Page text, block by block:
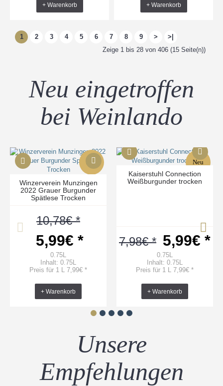
+ Warenkorb + Warenkorb
1 2 3 4 5 6 7 8 9 >
>|
Zeige 1 bis 28 von 406 (15 Seite(n))
Neu eingetroffen
bei Weinlando
Neu
%
Winzerverein Munzingen
2022 Grauer Burgunder
Spätlese Trocken
10,78€ *
5,99€ *
0.75L
Inhalt: 0.75L
Preis für 1 L 7,99€ *
+ Warenkorb
Neu
Kaiserstuhl Connection
Weißburgunder trocken
7,98€ * 5,99€ *
0.75L
Inhalt: 0.75L
Preis für 1 L 7,99€ *
+ Warenkorb
Unsere
Empfehlungen